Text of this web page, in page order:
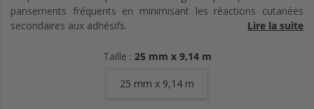
pansements fréquents en minimisant les réactions cutanées
secondaires aux adhésifs.
Le sparadrap 3M Micropore bénéficie d'une excellente
Lire la suite
Taille : 25 mm x 9,14 m
25 mm x 9,14 m